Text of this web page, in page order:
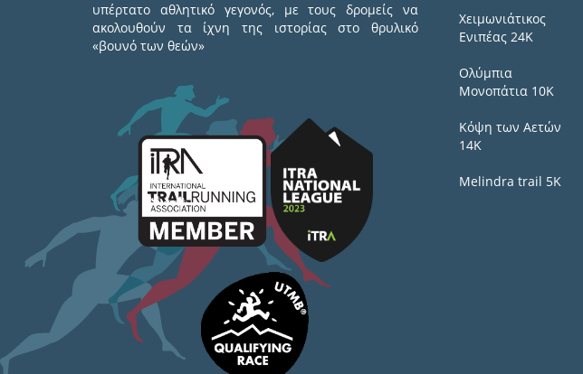
υπέρτατο αθλητικό γεγονός, με τους δρομείς να
ακολουθούν τα ίχνη της ιστορίας στο θρυλικό
«βουνό των θεών»
Χειμωνιάτικος
Ενιπέας 24Κ
Ολύμπια
Μονοπάτια 10Κ
Κόψη των Αετών
14Κ
Melindra trail 5Κ